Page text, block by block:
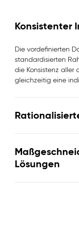
Konsistenter
Die vordefinierten
standardisierten
die Konsistenz aller
gleichzeitig eine
Lösungen